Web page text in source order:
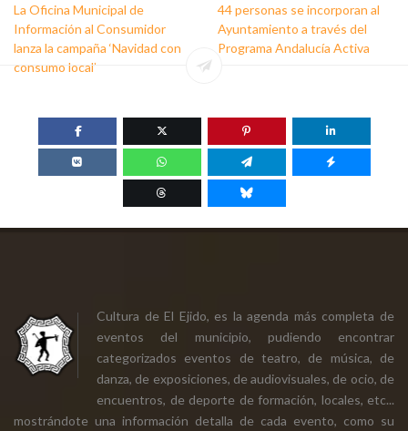
La Oficina Municipal de
Información al Consumidor
lanza la campaña ‘Navidad con
consumo local’
44 personas se incorporan al
Ayuntamiento a través del
Programa Andalucía Activa
Cultura de El Ejido, es la agenda más completa de
eventos del municipio, pudiendo encontrar
categorizados eventos de teatro, de música, de
danza, de exposiciones, de audiovisuales, de ocio, de
encuentros, de deporte de formación, locales, etc...
mostrándote una información detalla de cada evento, como su